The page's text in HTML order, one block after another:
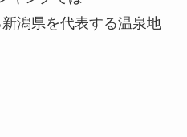
潟県を代表する温泉地